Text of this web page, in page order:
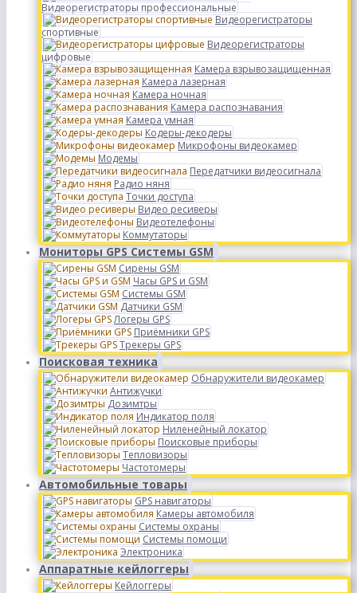
Видеорегистраторы профессиональные
Видеорегистраторы
спортивные
Видеорегистраторы
цифровые
Камера взрывозащищенная
Камера лазерная
Камера ночная
Камера распознавания
Камера умная
Кодеры-декодеры
Микрофоны видеокамер
Модемы
Передатчики видеосигнала
Радио няня
Точки доступа
Видео ресиверы
Видеотелефоны
Коммутаторы
Мониторы GPS Системы GSM
Сирены GSM
Часы GPS и GSM
Системы GSM
Датчики GSM
Логеры GPS
Приёмники GPS
Трекеры GPS
Поисковая техника
Обнаружители видеокамер
Антижучки
Дозимтры
Индикатор поля
Ниленейный локатор
Поисковые приборы
Тепловизоры
Частотомеры
Автомобильные товары
GPS навигаторы
Камеры автомобиля
Системы охраны
Системы помощи
Электроника
Аппаратные кейлоггеры
Кейлоггеры